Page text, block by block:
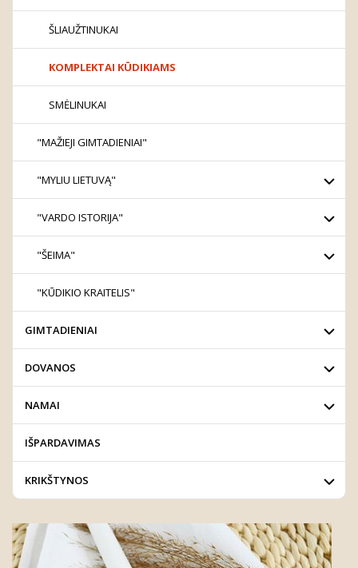
ŠLIAUŽTINUKAI
KOMPLEKTAI KŪDIKIAMS
SMĖLINUKAI
"MAŽIEJI GIMTADIENIAI"
"MYLIU LIETUVĄ"
"VARDO ISTORIJA"
"ŠEIMA"
"KŪDIKIO KRAITELIS"
GIMTADIENIAI
DOVANOS
NAMAI
IŠPARDAVIMAS
KRIKŠTYNOS